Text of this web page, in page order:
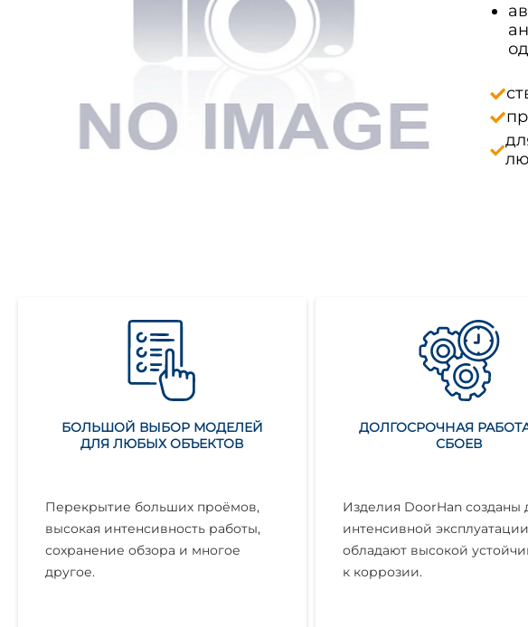
БОЛЬШОЙ ВЫБОР МОДЕЛЕЙ
ДЛЯ ЛЮБЫХ ОБЪЕКТОВ
Перекрытие больших проёмов,
высокая интенсивность работы,
сохранение обзора и многое
другое.
ДОЛГОСРОЧНАЯ
СБОЕВ
Изделия DoorHan созданы
интенсивной
обладают высокой
к коррозии.